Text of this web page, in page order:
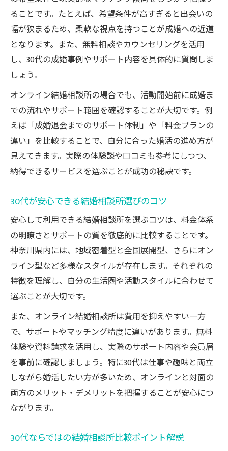
30代向けオンライン結婚相談所の選び方と
比較
30代が知っておきたいオンライン婚活のポ
イント
と注意点
失敗しないための30代専用結婚相談所チェック
法
30代向け結婚相談所選びで失敗しない秘訣
とは
30代が陥りやすい結婚相談所の注意点まと
30代専用結婚相談所チェックリストの活用
法
30代が結婚相談所で後悔しないための確認
事項
結婚相談所選びで30代が注意するべき落と
し穴
30代が重視すべき結婚相談所比較のポイン
ト集
30代向け結婚相談所の比較方法と見極めポ
イント
30代婚活に役立つ結婚相談所の比較着眼点
解説
徴
ることです。たとえば、希望条件が高すぎると出会いの
幅が狭まるため、柔軟な視点を持つことが成婚への近道
となります。また、無料相談やカウンセリングを活用
し、30代の成婚事例やサポート内容を具体的に質問しま
しょう。
オンライン結婚相談所の場合でも、活動開始前に成婚ま
での流れやサポート範囲を確認することが大切です。例
えば「成婚退会までのサポート体制」や「料金プランの
違い」を比較することで、自分に合った婚活の進め方が
見えてきます。実際の体験談や口コミも参考にしつつ、
納得できるサービスを選ぶことが成功の秘訣です。
30代が安心できる結婚相談所選びのコツ
安心して利用できる結婚相談所を選ぶコツは、料金体系
の明瞭さとサポートの質を徹底的に比較することです。
神奈川県内には、地域密着型と全国展開型、さらにオン
ライン型など多様なスタイルが存在します。それぞれの
特徴を理解し、自分の生活圏や活動スタイルに合わせて
選ぶことが大切です。
また、オンライン結婚相談所は費用を抑えやすい一方
で、サポートやマッチング精度に違いがあります。無料
体験や資料請求を活用し、実際のサポート内容や会員層
を事前に確認しましょう。特に30代は仕事や趣味と両立
しながら婚活したい方が多いため、オンラインと対面の
両方のメリット・デメリットを把握することが安心につ
ながります。
30代ならではの結婚相談所比較ポイント解説